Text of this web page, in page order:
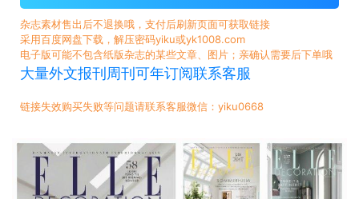
杂志素材售出后不退换哦，支付后刷新页面可获取链接
采用百度网盘下载，解压密码yiku或yk1008.com
电子版可能不包含纸版杂志的某些文章、图片；亲确认需要后下单哦
大量外文报刊周刊可年订阅联系客服
链接失效购买失败等问题请联系客服微信：yiku0668